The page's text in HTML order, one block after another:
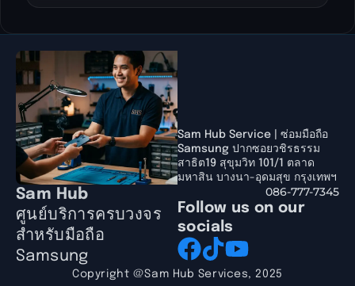
Sam Hub
ศูนย์บริการครบวงจร
สำหรับมือถือ
Samsung
Follow us on our
socials
Sam Hub Service | ซ่อมมือถือ
Samsung ปากซอยวชิรธรรม
สาธิต19 สุขุมวิท 101/1 ตลาด
มหาสิน บางนา-อุดมสุข กรุงเทพฯ
086-777-7345
Copyright @Sam Hub Services, 2025